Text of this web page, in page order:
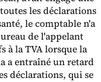
les déclarations
le comptable n'a
de l'appelant
à la TVA lorsque la
a entraîné un retard
déclarations, qui se